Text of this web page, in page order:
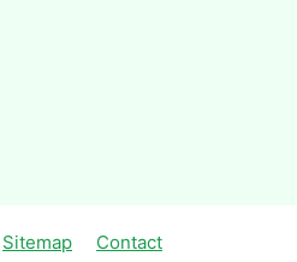
Sitemap Contact